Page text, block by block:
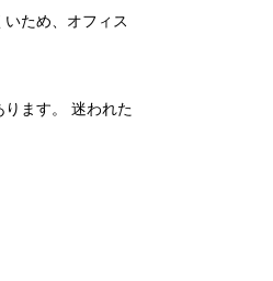
ため、オフィス
ます。 迷われた